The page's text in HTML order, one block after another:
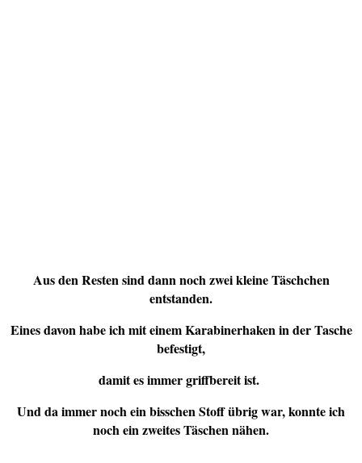
Aus den Resten sind dann noch zwei kleine Täschchen
entstanden.
Eines davon habe ich mit einem Karabinerhaken in der Tasche
befestigt,
damit es immer griffbereit ist.
Und da immer noch ein bisschen Stoff übrig war, konnte ich
noch ein zweites Täschen nähen.